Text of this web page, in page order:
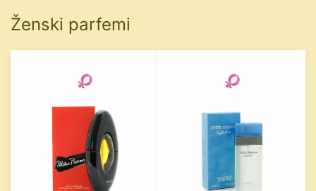
Ženski parfemi